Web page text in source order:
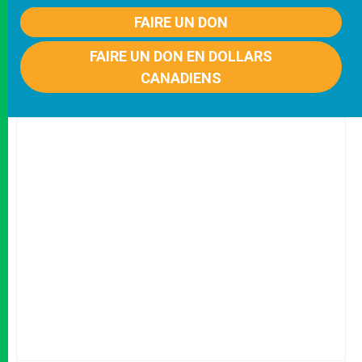
FAIRE UN DON
FAIRE UN DON EN DOLLARS
CANADIENS